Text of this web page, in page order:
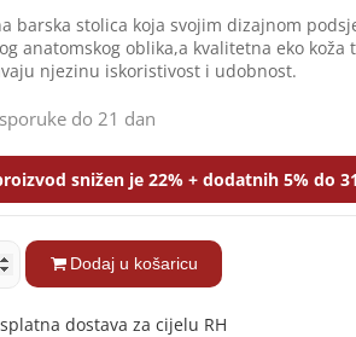
barska stolica koja svojim dizajnom
anatomskog oblika,a kvalitetna eko
njezinu iskoristivost i udobnost.
do 21 dan
snižen je 22% + dodatnih 5% do
Dodaj u košaricu
dostava za cijelu RH